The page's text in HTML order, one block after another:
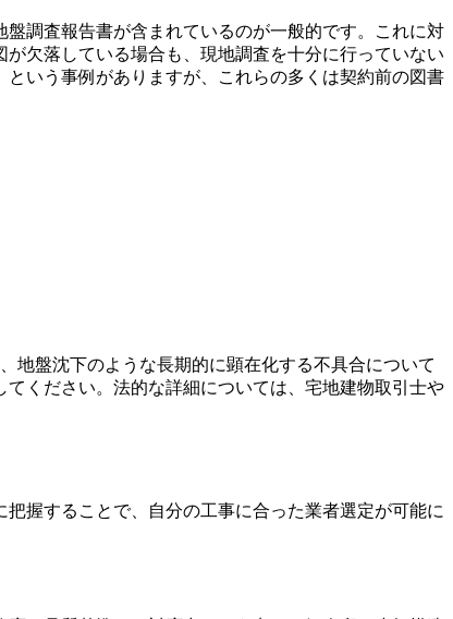
調査報告書が含まれているのが一般的です。これに対
欠落している場合も、現地調査を十分に行っていない
いう事例がありますが、これらの多くは契約前の図書
地盤沈下のような長期的に顕在化する不具合について
ください。法的な詳細については、宅地建物取引士や
握することで、自分の工事に合った業者選定が可能に